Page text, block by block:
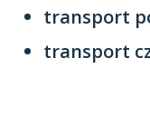
transport
transport